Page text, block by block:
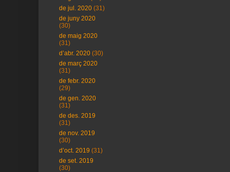
de jul. 2020 (31)
de juny 2020
(30)
de maig 2020
(31)
d’abr. 2020 (30)
de març 2020
(31)
de febr. 2020
(29)
de gen. 2020
(31)
de des. 2019
(31)
de nov. 2019
(30)
d’oct. 2019 (31)
de set. 2019
(30)